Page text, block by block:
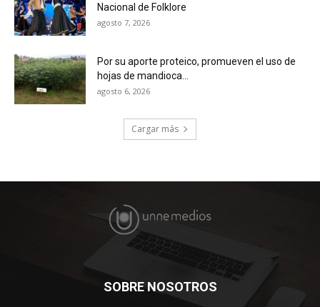
Nacional de Folklore
agosto 7, 2026
Por su aporte proteico, promueven el uso de
hojas de mandioca...
agosto 6, 2026
Cargar más
SOBRE NOSOTROS